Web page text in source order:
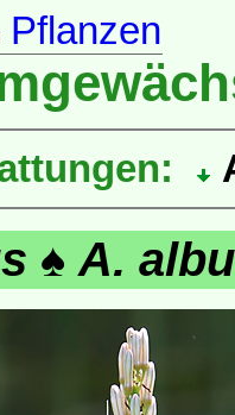
Pflanzen
♠ A.